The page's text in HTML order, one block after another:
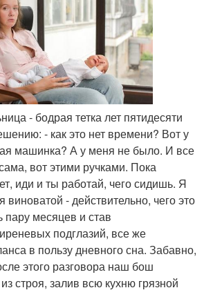
- бодрая тетка лет пятидесяти
- как это нет времени? Вот у
машинка? А у меня не было. И все
вот этими ручками. Пока
иди и ты работай, чего сидишь. Я
виноватой - действительно, чего это
месяцев и став
подглазий, все же
в пользу дневного сна. Забавно,
этого разговора наш бош
строя, залив всю кухню грязной